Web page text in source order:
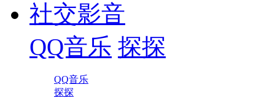
社交影音
QQ音乐 探探
QQ音乐
探探